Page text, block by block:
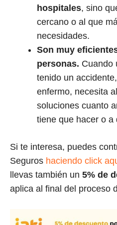
hospitales, sino
cercano o al que
necesidades.
Son muy
personas. Cuando
tenido un
enfermo, necesita
soluciones cuanto
tiene que hacer o a
Si te interesa, puedes
Seguros haciendo click
llevas también un 5% de
aplica al final del proceso